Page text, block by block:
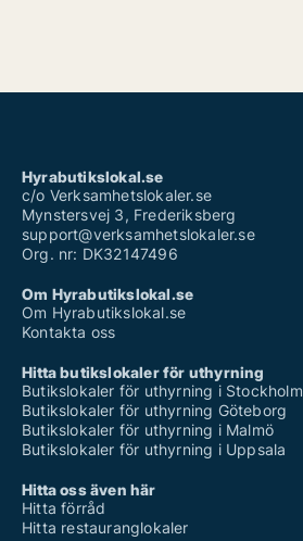
Hyrabutikslokal.se
c/o Verksamhetslokaler.se
Mynstersvej 3, Frederiksberg
support@verksamhetslokaler.se
Org. nr: DK32147496
Om Hyrabutikslokal.se
Om Hyrabutikslokal.se
Kontakta oss
Hitta butikslokaler för uthyrning
Butikslokaler för uthyrning i Stockholm
Butikslokaler för uthyrning Göteborg
Butikslokaler för uthyrning i Malmö
Butikslokaler för uthyrning i Uppsala
Hitta oss även här
Hitta förråd
Hitta restauranglokaler